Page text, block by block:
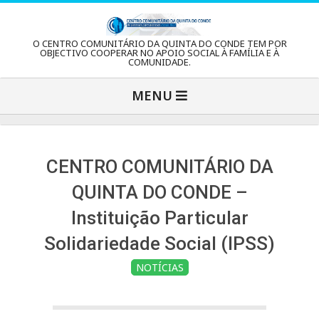
content
e
n
O CENTRO COMUNITÁRIO DA QUINTA DO CONDE TEM POR
OBJECTIVO COOPERAR NO APOIO SOCIAL À FAMÍLIA E À
COMUNIDADE.
Menu
MENU
CENTRO COMUNITÁRIO DA
QUINTA DO CONDE –
Instituição Particular
Solidariedade Social (IPSS)
NOTÍCIAS